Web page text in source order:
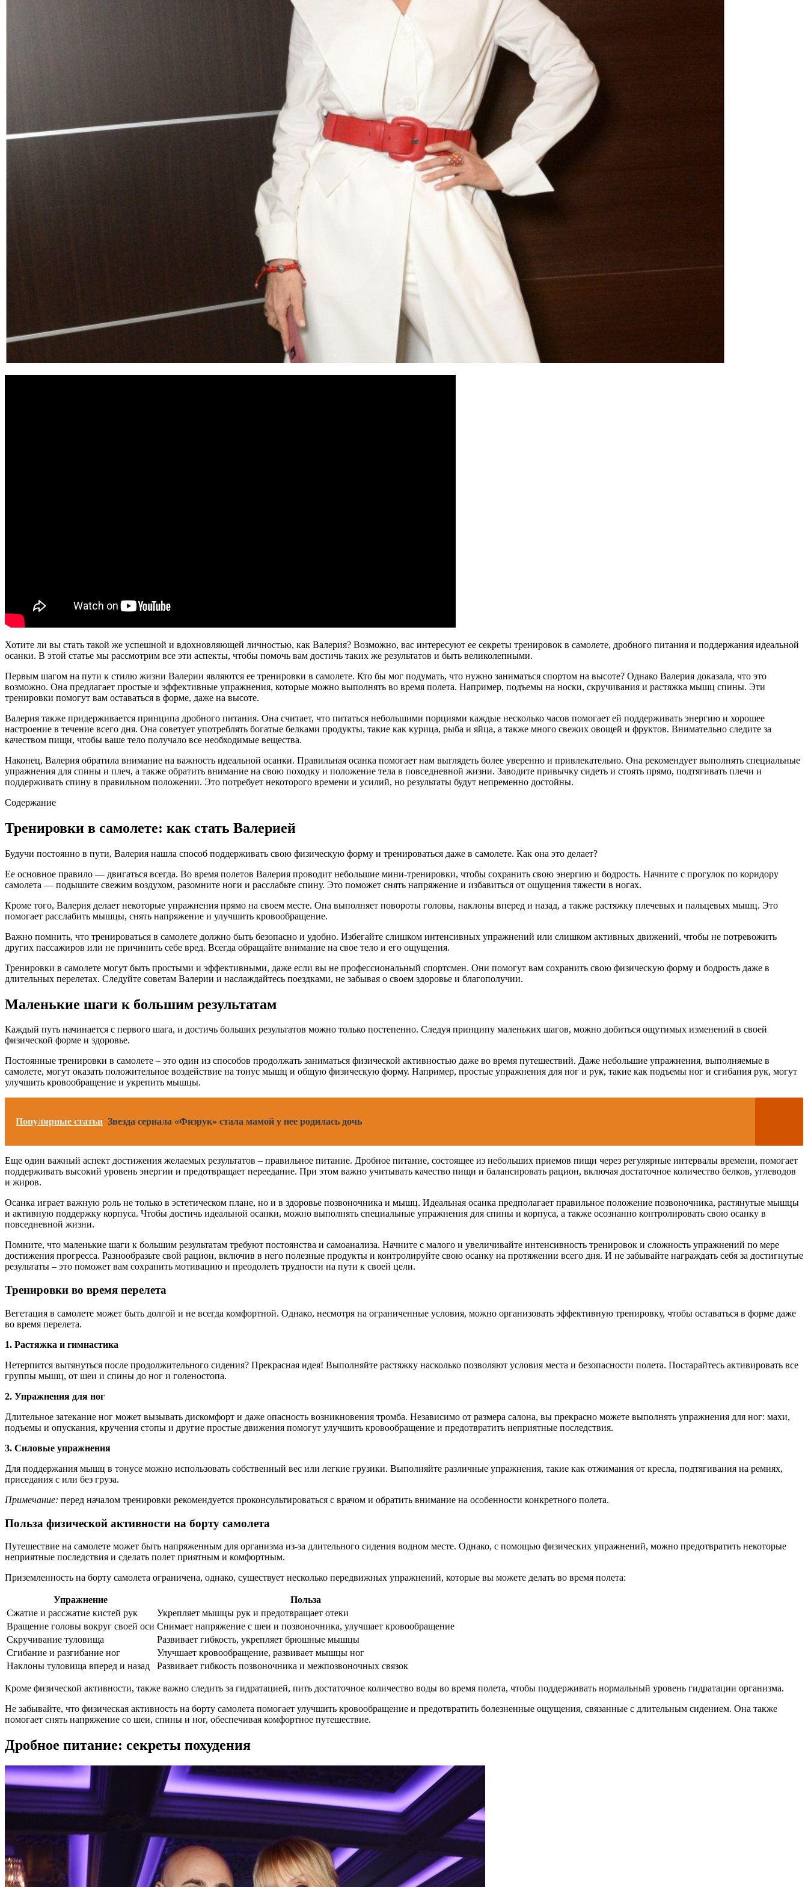
Хотите ли вы стать такой же успешной и вдохновляющей личностью, как Валерия? Возможно, вас интересуют ее секреты тренировок в самолете, дробного питания и поддержания идеальной
осанки. В этой статье мы рассмотрим все эти аспекты, чтобы помочь вам достичь таких же результатов и быть великолепными.
Первым шагом на пути к стилю жизни Валерии являются ее тренировки в самолете. Кто бы мог подумать, что нужно заниматься спортом на высоте? Однако Валерия доказала, что это
возможно. Она предлагает простые и эффективные упражнения, которые можно выполнять во время полета. Например, подъемы на носки, скручивания и растяжка мышц спины. Эти
тренировки помогут вам оставаться в форме, даже на высоте.
Валерия также придерживается принципа дробного питания. Она считает, что питаться небольшими порциями каждые несколько часов помогает ей поддерживать энергию и хорошее
настроение в течение всего дня. Она советует употреблять богатые белками продукты, такие как курица, рыба и яйца, а также много свежих овощей и фруктов. Внимательно следите за
качеством пищи, чтобы ваше тело получало все необходимые вещества.
Наконец, Валерия обратила внимание на важность идеальной осанки. Правильная осанка помогает нам выглядеть более уверенно и привлекательно. Она рекомендует выполнять специальные
упражнения для спины и плеч, а также обратить внимание на свою походку и положение тела в повседневной жизни. Заводите привычку сидеть и стоять прямо, подтягивать плечи и
поддерживать спину в правильном положении. Это потребует некоторого времени и усилий, но результаты будут непременно достойны.
Содержание
Тренировки в самолете: как стать Валерией
Будучи постоянно в пути, Валерия нашла способ поддерживать свою физическую форму и тренироваться даже в самолете. Как она это делает?
Ее основное правило — двигаться всегда. Во время полетов Валерия проводит небольшие мини-тренировки, чтобы сохранить свою энергию и бодрость. Начните с прогулок по коридору
самолета — подышите свежим воздухом, разомните ноги и расслабьте спину. Это поможет снять напряжение и избавиться от ощущения тяжести в ногах.
Кроме того, Валерия делает некоторые упражнения прямо на своем месте. Она выполняет повороты головы, наклоны вперед и назад, а также растяжку плечевых и пальцевых мышц. Это
помогает расслабить мышцы, снять напряжение и улучшить кровообращение.
Важно помнить, что тренироваться в самолете должно быть безопасно и удобно. Избегайте слишком интенсивных упражнений или слишком активных движений, чтобы не потревожить
других пассажиров или не причинить себе вред. Всегда обращайте внимание на свое тело и его ощущения.
Тренировки в самолете могут быть простыми и эффективными, даже если вы не профессиональный спортсмен. Они помогут вам сохранить свою физическую форму и бодрость даже в
длительных перелетах. Следуйте советам Валерии и наслаждайтесь поездками, не забывая о своем здоровье и благополучии.
Маленькие шаги к большим результатам
Каждый путь начинается с первого шага, и достичь больших результатов можно только постепенно. Следуя принципу маленьких шагов, можно добиться ощутимых изменений в своей
физической форме и здоровье.
Постоянные тренировки в самолете – это один из способов продолжать заниматься физической активностью даже во время путешествий. Даже небольшие упражнения, выполняемые в
самолете, могут оказать положительное воздействие на тонус мышц и общую физическую форму. Например, простые упражнения для ног и рук, такие как подъемы ног и сгибания рук, могут
улучшить кровообращение и укрепить мышцы.
Популярные статьи Звезда сериала «Физрук» стала мамой у нее родилась дочь
Еще один важный аспект достижения желаемых результатов – правильное питание. Дробное питание, состоящее из небольших приемов пищи через регулярные интервалы времени, помогает
поддерживать высокий уровень энергии и предотвращает переедание. При этом важно учитывать качество пищи и балансировать рацион, включая достаточное количество белков, углеводов
и жиров.
Осанка играет важную роль не только в эстетическом плане, но и в здоровье позвоночника и мышц. Идеальная осанка предполагает правильное положение позвоночника, растянутые мышцы
и активную поддержку корпуса. Чтобы достичь идеальной осанки, можно выполнять специальные упражнения для спины и корпуса, а также осознанно контролировать свою осанку в
повседневной жизни.
Помните, что маленькие шаги к большим результатам требуют постоянства и самоанализа. Начните с малого и увеличивайте интенсивность тренировок и сложность упражнений по мере
достижения прогресса. Разнообразьте свой рацион, включив в него полезные продукты и контролируйте свою осанку на протяжении всего дня. И не забывайте награждать себя за достигнутые
результаты – это поможет вам сохранить мотивацию и преодолеть трудности на пути к своей цели.
Тренировки во время перелета
Вегетация в самолете может быть долгой и не всегда комфортной. Однако, несмотря на ограниченные условия, можно организовать эффективную тренировку, чтобы оставаться в форме даже
во время перелета.
1. Растяжка и гимнастика
Нетерпится вытянуться после продолжительного сидения? Прекрасная идея! Выполняйте растяжку насколько позволяют условия места и безопасности полета. Постарайтесь активировать все
группы мышц, от шеи и спины до ног и голеностопа.
2. Упражнения для ног
Длительное затекание ног может вызывать дискомфорт и даже опасность возникновения тромба. Независимо от размера салона, вы прекрасно можете выполнять упражнения для ног: махи,
подъемы и опускания, кручения стопы и другие простые движения помогут улучшить кровообращение и предотвратить неприятные последствия.
3. Силовые упражнения
Для поддержания мышц в тонусе можно использовать собственный вес или легкие грузики. Выполняйте различные упражнения, такие как отжимания от кресла, подтягивания на ремнях,
приседания с или без груза.
Примечание: перед началом тренировки рекомендуется проконсультироваться с врачом и обратить внимание на особенности конкретного полета.
Польза физической активности на борту самолета
Путешествие на самолете может быть напряженным для организма из-за длительного сидения водном месте. Однако, с помощью физических упражнений, можно предотвратить некоторые
неприятные последствия и сделать полет приятным и комфортным.
Приземленность на борту самолета ограничена, однако, существует несколько передвижных упражнений, которые вы можете делать во время полета:
Упражнение
Польза
Сжатие и рассжатие кистей рук
Укрепляет мышцы рук и предотвращает отеки
Вращение головы вокруг своей оси Снимает напряжение с шеи и позвоночника, улучшает кровообращение
Скручивание туловища
Развивает гибкость, укрепляет брюшные мышцы
Сгибание и разгибание ног
Улучшает кровообращение, развивает мышцы ног
Наклоны туловища вперед и назад
Развивает гибкость позвоночника и межпозвоночных связок
Кроме физической активности, также важно следить за гидратацией, пить достаточное количество воды во время полета, чтобы поддерживать нормальный уровень гидратации организма.
Не забывайте, что физическая активность на борту самолета помогает улучшить кровообращение и предотвратить болезненные ощущения, связанные с длительным сидением. Она также
помогает снять напряжение со шеи, спины и ног, обеспечивая комфортное путешествие.
Дробное питание: секреты похудения